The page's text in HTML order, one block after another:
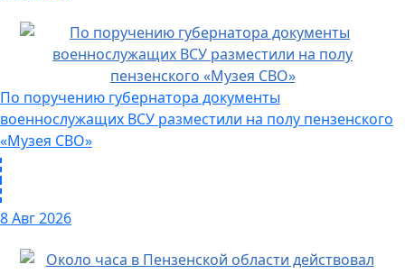
По поручению губернатора документы
военнослужащих ВСУ разместили на полу пензенского
«Музея СВО»
8 Авг 2026